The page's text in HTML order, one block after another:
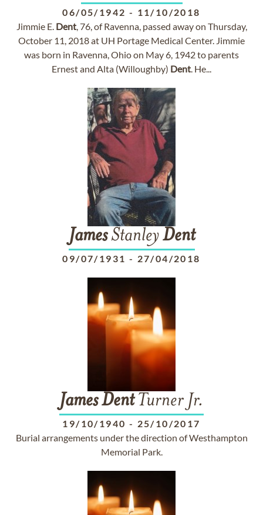
06/05/1942 - 11/10/2018
Jimmie E. Dent, 76, of Ravenna, passed away on Thursday,
October 11, 2018 at UH Portage Medical Center. Jimmie
was born in Ravenna, Ohio on May 6, 1942 to parents
Ernest and Alta (Willoughby) Dent. He...
JamesStanleyDent
09/07/1931 - 27/04/2018
JamesDentTurner Jr.
19/10/1940 - 25/10/2017
Burial arrangements under the direction of Westhampton
Memorial Park.